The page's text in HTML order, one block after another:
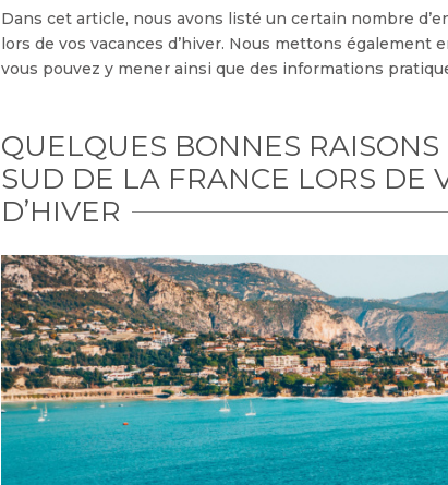
Dans cet article, nous avons listé un certain nombre
lors de vos vacances d’hiver. Nous mettons également
vous pouvez y mener ainsi que des informations
QUELQUES BONNES
SUD DE LA FRANCE LORS DE
D’HIVER